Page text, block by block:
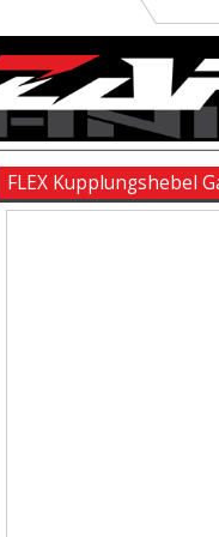
FLEX Kupplungshebel